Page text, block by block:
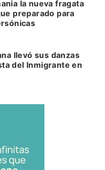
la nueva fragata
preparado para
llevó sus danzas
del Inmigrante en